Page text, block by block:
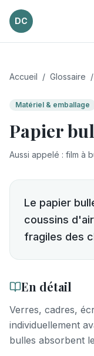
DC
Accueil / Glossaire /
Matériel & emballage
Papier
Aussi appelé : film à
Le papier
coussins
fragiles des
En détail
Verres, cadres,
individuellement
bulles absorbent